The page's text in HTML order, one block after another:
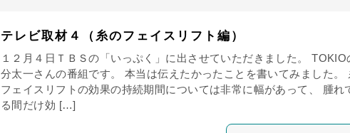
テレビ取材４（糸のフェイスリフト編）
１２月４日ＴＢＳの「いっぷく」に出させていただきました。 TOKIO
分太一さんの番組です。 本当は伝えたかったことを書いてみました。
フェイスリフトの効果の持続期間については非常に幅があって、 腫れ
る間だけ効 […]